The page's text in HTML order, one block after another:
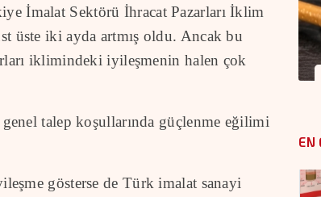
İmalat Sektörü İhracat Pazarları İklim
üste iki ayda artmış oldu. Ancak bu
iklimindeki iyileşmenin halen çok
talep koşullarında güçlenme eğilimi
gösterse de Türk imalat sanayi
EN